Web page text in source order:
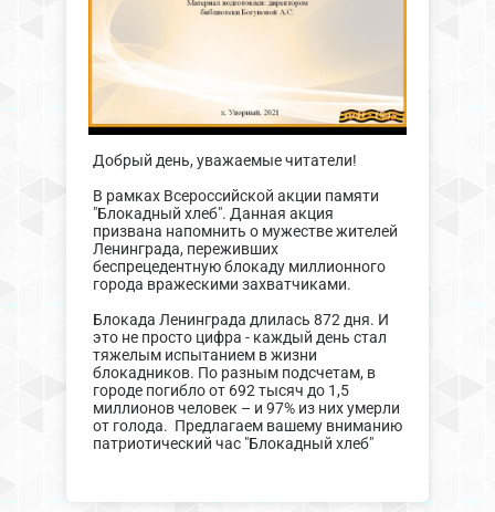
Добрый день, уважаемые читатели!
В рамках Всероссийской акции памяти
"Блокадный хлеб". Данная акция
призвана напомнить о мужестве жителей
Ленинграда, переживших
беспрецедентную блокаду миллионного
города вражескими захватчиками.
Блокада Ленинграда длилась 872 дня. И
это не просто цифра - каждый день стал
тяжелым испытанием в жизни
блокадников. По разным подсчетам, в
городе погибло от 692 тысяч до 1,5
миллионов человек – и 97% из них умерли
от голода. Предлагаем вашему вниманию
патриотический час "Блокадный хлеб"